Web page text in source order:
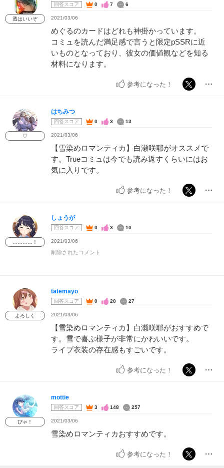
透はいいぞ
回答スコア 0 7 6
2021/03/06
めぐるのカードはどれも神掛かっています。
コミュを読んだ満足感で言うと限定pSSRに近
いものとなっており、彼女の価値観などを知る
材料になります。
参考になった！
♡
はちみつ
回答スコア 0 3 13
2021/03/06
【雪染めロマンティカ】白瀬咲耶がオススメで
す。Trueコミュは今でも読み返すくらいにはお
気に入りです。
参考になった！
…………！
しょうが
回答スコア 0 3 10
2021/03/06
削除されたコメント
よろしく
tatemayo
回答スコア 0 20 27
2021/03/06
【雪染めロマンティカ】白瀬咲耶がおすすめで
す。雪で喜ぶ様子が非常にかわいいです。
ライブ衣装の存在感もすごいです。
参考になった！
ぴゃ！
mottie
回答スコア 3 148 257
2021/03/06
雪染めロマンティカおすすめです。
参考になった！